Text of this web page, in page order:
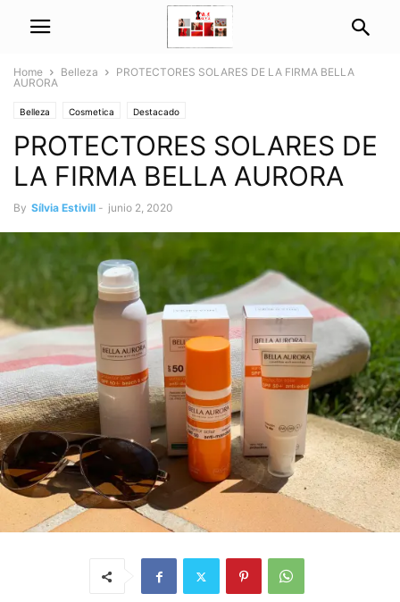
Home Belleza
PROTECTORES SOLARES DE LA FIRMA BELLA
AURORA
Belleza Cosmetica Destacado
PROTECTORES SOLARES DE
LA FIRMA BELLA AURORA
By Sílvia Estivill - junio 2, 2020